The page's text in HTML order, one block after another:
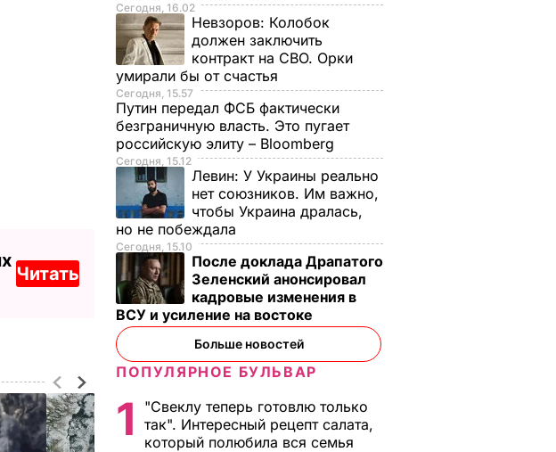
Читать
Сегодня, 16.02
Невзоров: Колобок
должен заключить
контракт на СВО. Орки
умирали бы от счастья
Сегодня, 15.57
Путин передал ФСБ фактически
безграничную власть. Это пугает
российскую элиту – Bloomberg
Сегодня, 15.12
Левин: У Украины реально
нет союзников. Им важно,
чтобы Украина дралась,
но не побеждала
Сегодня, 15.10
После доклада Драпатого
Зеленский анонсировал
кадровые изменения в
ВСУ и усиление на востоке
Больше новостей
ПОПУЛЯРНОЕ БУЛЬВАР
1
"Свеклу теперь готовлю только
так". Интересный рецепт салата,
который полюбила вся семья